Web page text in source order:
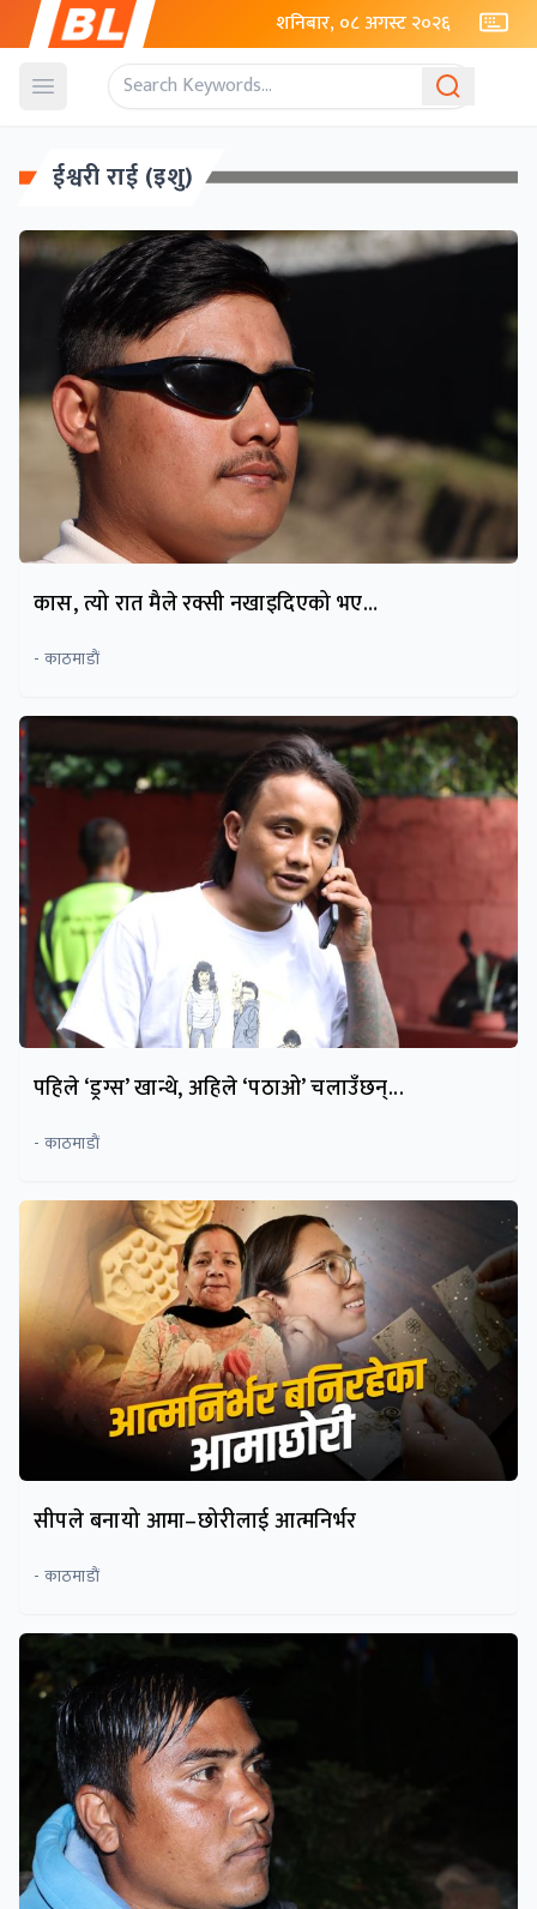
शनिबार, ०८ अगस्ट २०२६
Open menu
ईश्वरी राई (इशु)
कास, त्यो रात मैले रक्सी नखाइदिएको भए…
- काठमाडाैं
पहिले ‘ड्रग्स’ खान्थे, अहिले ‘पठाओ’ चलाउँछन्...
- काठमाडाैं
सीपले बनायो आमा–छोरीलाई आत्मनिर्भर
- काठमाडाैं